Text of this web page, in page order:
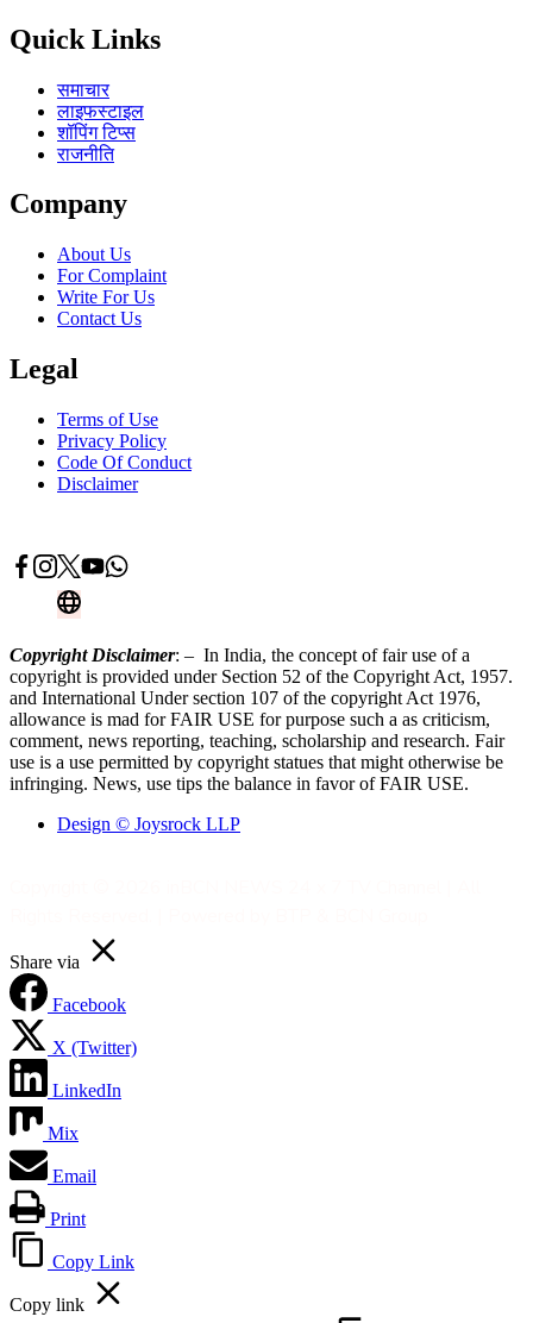
Quick Links
समाचार
लाइफस्टाइल
शॉपिंग टिप्स
राजनीति
Company
About Us
For Complaint
Write For Us
Contact Us
Legal
Terms of Use
Privacy Policy
Code Of Conduct
Disclaimer
Copyright Disclaimer: – In India, the concept of fair use of a
copyright is provided under Section 52 of the Copyright Act, 1957.
and International Under section 107 of the copyright Act 1976,
allowance is mad for FAIR USE for purpose such a as criticism,
comment, news reporting, teaching, scholarship and research. Fair
use is a use permitted by copyright statues that might otherwise be
infringing. News, use tips the balance in favor of FAIR USE.
Design © Joysrock LLP
Share via
Facebook
X (Twitter)
LinkedIn
Mix
Email
Print
Copy Link
Copy link